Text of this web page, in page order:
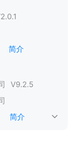
2.0.1
简介
V9.2.5
简介